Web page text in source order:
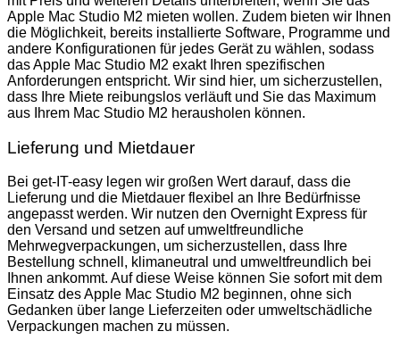
Apple Mac Studio M2 mieten wollen. Zudem bieten wir Ihnen
die Möglichkeit, bereits installierte Software, Programme und
andere Konfigurationen für jedes Gerät zu wählen, sodass
das Apple Mac Studio M2 exakt Ihren spezifischen
Anforderungen entspricht. Wir sind hier, um sicherzustellen,
dass Ihre Miete reibungslos verläuft und Sie das Maximum
aus Ihrem Mac Studio M2 herausholen können.
Lieferung und Mietdauer
Bei get-IT-easy legen wir großen Wert darauf, dass die
Lieferung und die Mietdauer flexibel an Ihre Bedürfnisse
angepasst werden. Wir nutzen den Overnight Express für
den Versand und setzen auf umweltfreundliche
Mehrwegverpackungen, um sicherzustellen, dass Ihre
Bestellung schnell, klimaneutral und umweltfreundlich bei
Ihnen ankommt. Auf diese Weise können Sie sofort mit dem
Einsatz des Apple Mac Studio M2 beginnen, ohne sich
Gedanken über lange Lieferzeiten oder umweltschädliche
Verpackungen machen zu müssen.